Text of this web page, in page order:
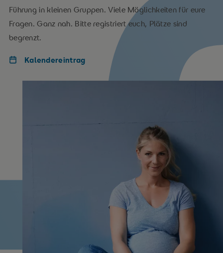
Führung in kleinen Gruppen. Viele Möglichkeiten für eure
Fragen. Ganz nah. Bitte registriert euch, Plätze sind
begrenzt.
Kalendereintrag